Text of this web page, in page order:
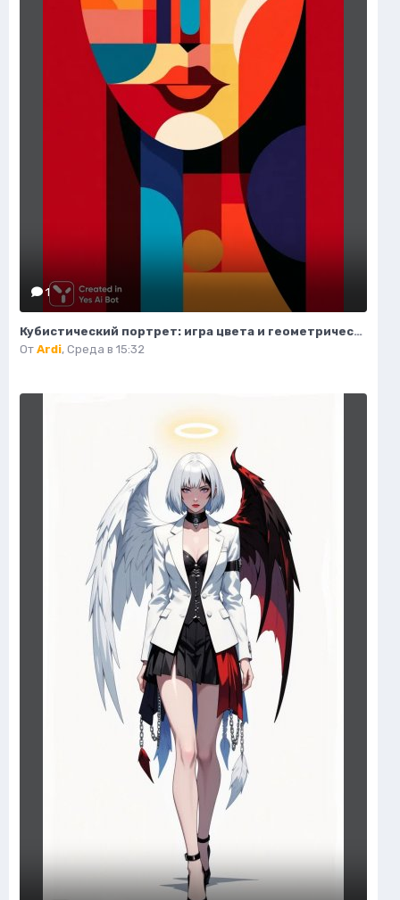
1
Кубистический портрет: игра цвета и геометрических форм. Нейросеть Midjourney
От Ardi, Среда в 15:32